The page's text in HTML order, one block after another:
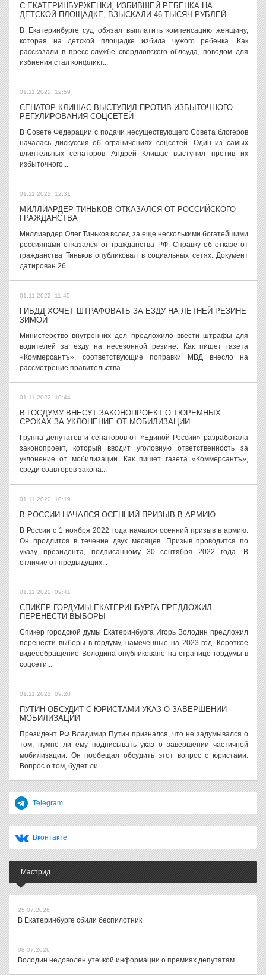
С ЕКАТЕРИНБУРЖЕНКИ, ИЗБИВШЕЙ РЕБЕНКА НА
ДЕТСКОЙ ПЛОЩАДКЕ, ВЗЫСКАЛИ 46 ТЫСЯЧ РУБЛЕЙ
В Екатеринбурге суд обязал выплатить компенсацию женщину,
которая на детской площадке избила чужого ребенка. Как
рассказали в пресс-службе свердловского облсуда, поводом для
избиения стал конфликт...
01.11.2022, 12:59
СЕНАТОР КЛИШАС ВЫСТУПИЛ ПРОТИВ ИЗБЫТОЧНОГО
РЕГУЛИРОВАНИЯ СОЦСЕТЕЙ
В Совете Федерации с подачи несуществующего Совета блогеров
началась дискуссия об ограничениях соцсетей. Один из самых
влиятельных сенаторов Андрей Клишас выступил против их
избыточного...
01.11.2022, 12:31
МИЛЛИАРДЕР ТИНЬКОВ ОТКАЗАЛСЯ ОТ РОССИЙСКОГО
ГРАЖДАНСТВА
Миллиардер Олег Тиньков вслед за еще несколькими богатейшими
россиянами отказался от гражданства РФ. Справку об отказе от
гражданства Тиньков опубликовал в социальных сетях. Документ
датирован 26...
01.11.2022, 11:45
ГИБДД ХОЧЕТ ШТРАФОВАТЬ ЗА ЕЗДУ НА ЛЕТНЕЙ РЕЗИНЕ
ЗИМОЙ
Министерство внутренних дел предложило ввести штрафы для
водителей за езду на несезонной резине. Как пишет газета
«Коммерсантъ», соответствующие поправки МВД внесло на
рассмотрение правительства....
01.11.2022, 10:44
В ГОСДУМУ ВНЕСУТ ЗАКОНОПРОЕКТ О ТЮРЕМНЫХ
СРОКАХ ЗА УКЛОНЕНИЕ ОТ МОБИЛИЗАЦИИ
Группа депутатов и сенаторов от «Единой России» разработала
законопроект, который вводит уголовную ответственность за
уклонение от мобилизации. Как пишет газета «Коммерсантъ»,
среди соавторов закона...
01.11.2022, 10:19
В РОССИИ НАЧАЛСЯ ОСЕННИЙ ПРИЗЫВ В АРМИЮ
В России с 1 ноября 2022 года начался осенний призыв в армию.
Он продлится в течение двух месяцев. Призыв проводится по
указу президента, подписанному 30 сентября 2022 года. В
отличие от предыдущих...
01.11.2022, 09:41
СПИКЕР ГОРДУМЫ ЕКАТЕРИНБУРГА ПРЕДЛОЖИЛ
ПЕРЕНЕСТИ ВЫБОРЫ
Спикер городской думы Екатеринбурга Игорь Володин предложил
перенести выборы в гордуму, намеченные на 2023 год. Короткое
видеообращение Володина опубликовано на странице гордумы в
соцсети...
01.11.2022, 09:20
ПУТИН ОБСУДИТ С ЮРИСТАМИ УКАЗ О ЗАВЕРШЕНИИ
МОБИЛИЗАЦИИ
Президент РФ Владимир Путин признался, что не задумывался о
том, нужно ли ему подписывать указ о завершении частичной
мобилизации. Он пообещал обсудить этот вопрос с юристами.
Вопрос о том, будет ли...
Telegram
Вконтакте
Мастрид
25.07.2026
В Екатеринбурге сбили беспилотник
08.07.2026
Володин недоволен утечкой информации о премиях депутатам